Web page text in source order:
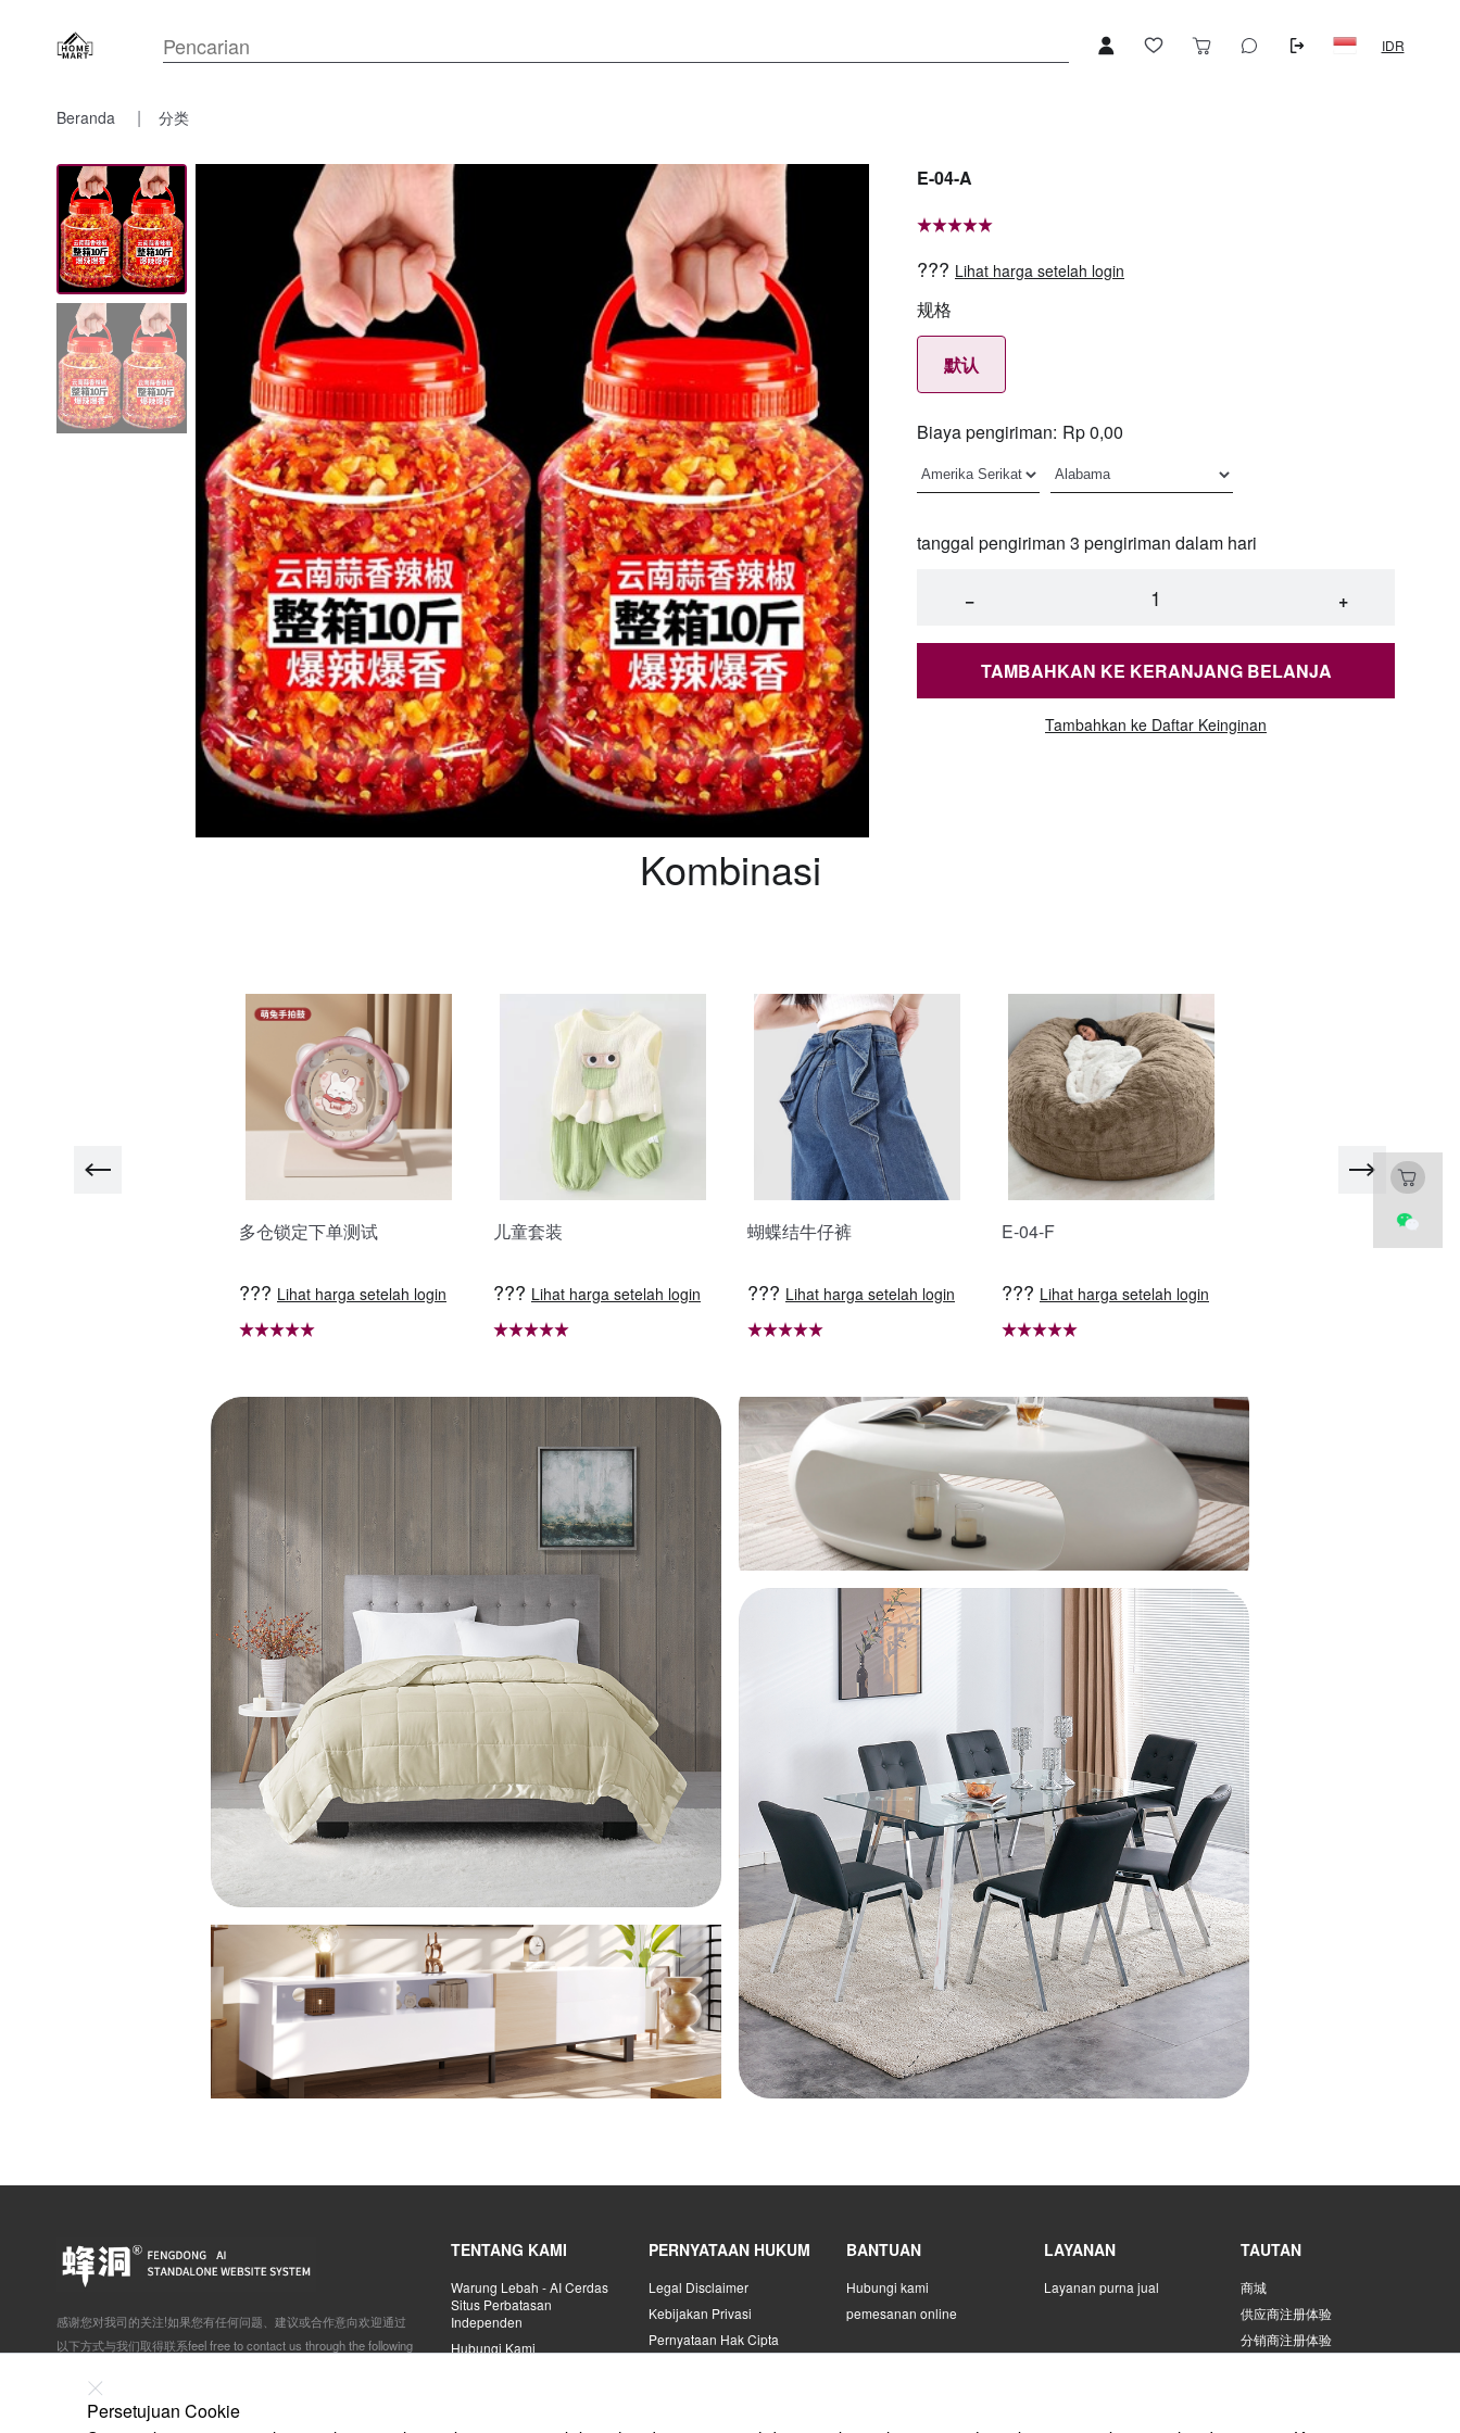
IDR
Beranda 分类
E-04-A
??? Lihat harga setelah login
规格
默认
Biaya pengiriman: Rp 0,00
tanggal pengiriman 3 pengiriman dalam hari
− +
TAMBAHKAN KE KERANJANG BELANJA
Tambahkan ke Daftar Keinginan
Kombinasi
多仓锁定下单测试
??? Lihat harga setelah login
儿童套装
??? Lihat harga setelah login
蝴蝶结牛仔裤
??? Lihat harga setelah login
E-04-F
??? Lihat harga setelah login
感谢您对我司的关注!如果您有任何问题、建议或合作意向欢迎通过
以下方式与我们取得联系feel free to contact us through the following
北京市石景山区体育场南路景阳宏昌605室
TENTANG KAMI
Warung Lebah - AI Cerdas
Situs Perbatasan
Independen
Hubungi Kami
PERNYATAAN HUKUM
Legal Disclaimer
Kebijakan Privasi
Pernyataan Hak Cipta
BANTUAN
Hubungi kami
pemesanan online
LAYANAN
Layanan purna jual
TAUTAN
商城
供应商注册体验
分销商注册体验
Persetujuan Cookie